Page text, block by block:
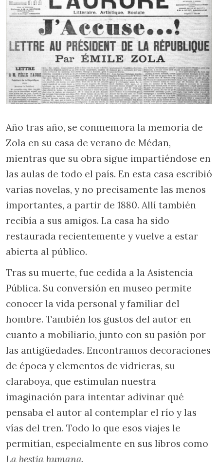
Año tras año, se conmemora la memoria de
Zola en su casa de verano de Médan,
mientras que su obra sigue impartiéndose en
las aulas de todo el país. En esta casa escribió
varias novelas, y no precisamente las menos
importantes, a partir de 1880. Allí también
recibía a sus amigos. La casa ha sido
restaurada recientemente y vuelve a estar
abierta al público.
Tras su muerte, fue cedida a la Asistencia
Pública. Su conversión en museo permite
conocer la vida personal y familiar del
hombre. También los gustos del autor en
cuanto a mobiliario, junto con su pasión por
las antigüedades. Encontramos decoraciones
de época y elementos de vidrieras, su
claraboya, que estimulan nuestra
imaginación para intentar adivinar qué
pensaba el autor al contemplar el río y las
vías del tren. Todo lo que esos viajes le
permitían, especialmente en sus libros como
La bestia humana.